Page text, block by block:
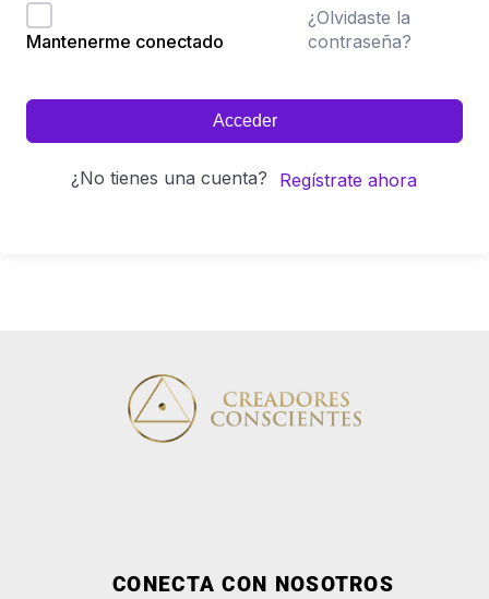
Mantenerme conectado
¿Olvidaste la
contraseña?
Acceder
¿No tienes una cuenta? Regístrate ahora
CONECTA CON NOSOTROS